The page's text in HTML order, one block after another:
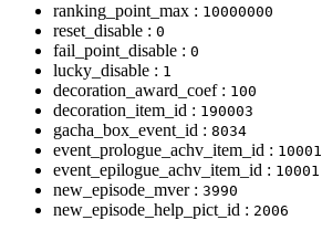
ranking_point_max : 10000000
reset_disable : 0
fail_point_disable : 0
lucky_disable : 1
decoration_award_coef : 100
decoration_item_id : 190003
gacha_box_event_id : 8034
event_prologue_achv_item_id : 10001
event_epilogue_achv_item_id : 10001
new_episode_mver : 3990
new_episode_help_pict_id : 2006